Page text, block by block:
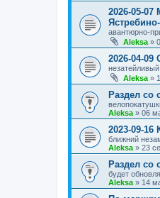
2026-05-
авантюрно-
Aleksa »
2026-04-
Aleksa »
Раздел со
Aleksa » 06
2023-09-
ближний
Aleksa » 23
Раздел со
будет
Aleksa » 14